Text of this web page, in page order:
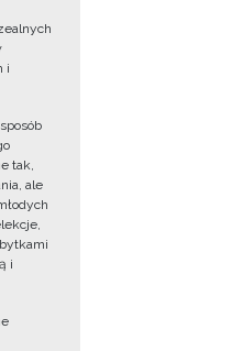
i
tak,
ale
i